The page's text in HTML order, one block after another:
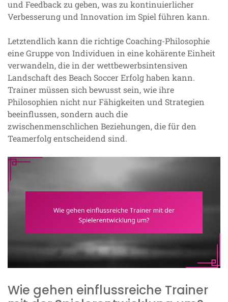
und Feedback zu geben, was zu kontinuierlicher
Verbesserung und Innovation im Spiel führen kann.
Letztendlich kann die richtige Coaching-Philosophie
eine Gruppe von Individuen in eine kohärente Einheit
verwandeln, die in der wettbewerbsintensiven
Landschaft des Beach Soccer Erfolg haben kann.
Trainer müssen sich bewusst sein, wie ihre
Philosophien nicht nur Fähigkeiten und Strategien
beeinflussen, sondern auch die
zwischenmenschlichen Beziehungen, die für den
Teamerfolg entscheidend sind.
Wie gehen einflussreiche Trainer